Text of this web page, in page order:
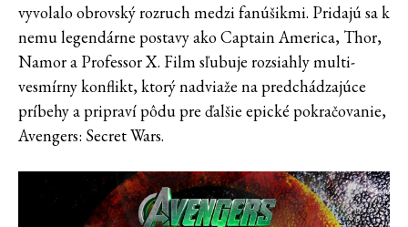
vyvolalo obrovský rozruch medzi fanúšikmi. Pridajú sa k
nemu legendárne postavy ako Captain America, Thor,
Namor a Professor X. Film sľubuje rozsiahly multi-
vesmírny konflikt, ktorý nadviaže na predchádzajúce
príbehy a pripraví pôdu pre ďalšie epické pokračovanie,
Avengers: Secret Wars.